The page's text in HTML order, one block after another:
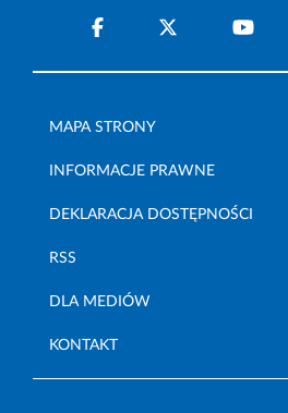
MAPA STRONY
INFORMACJE PRAWNE
DEKLARACJA DOSTĘPNOŚCI
RSS
DLA MEDIÓW
KONTAKT